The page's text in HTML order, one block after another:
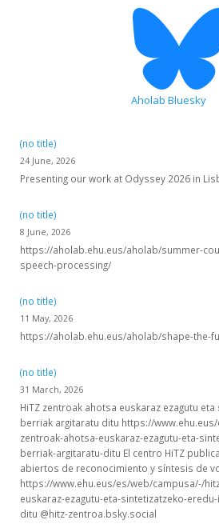
Aholab Bluesky
(no title)
24 June, 2026
Presenting our work at Odyssey 2026 in
(no title)
8 June, 2026
https://aholab.ehu.eus/aholab/summer-
speech-processing/
(no title)
11 May, 2026
https://aholab.ehu.eus/aholab/shape-the-
(no title)
31 March, 2026
HiTZ zentroak ahotsa euskaraz ezagutu
berriak argitaratu ditu https://
zentroak-ahotsa-euskaraz-ezagutu-eta-
berriak-argitaratu-ditu El centro HiTZ
abiertos de reconocimiento y síntesis de
https://www.ehu.eus/es/web/campusa/-/
euskaraz-ezagutu-eta-sintetizatzeko-
ditu @hitz-zentroa.bsky.social